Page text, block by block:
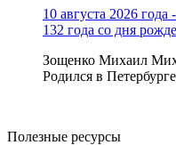
10 августа 2026
132 года со дня
Зощенко Михаил
Родился в
Полезные ресурсы